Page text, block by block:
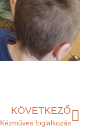
KÖVETKEZŐ
Kézműves foglalkozás